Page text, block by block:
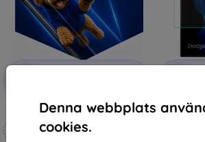
Denna webbplats
cookies.
Rabatt
3mk Hammer protective film
Tillverkat efter mått
3mk
Display